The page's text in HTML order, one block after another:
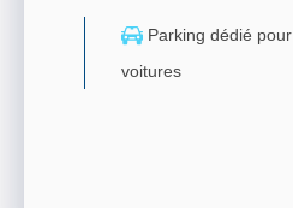
Parking dédié pour
voitures